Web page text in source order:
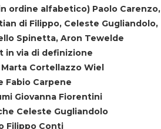
ordine alfabetico) Paolo Carenzo,
di Filippo, Celeste Gugliandolo,
Spinetta, Aron Tewelde
in via di definizione
Cortellazzo Wiel
Fabio Carpene
Giovanna Fiorentini
Celeste Gugliandolo
Filippo Conti